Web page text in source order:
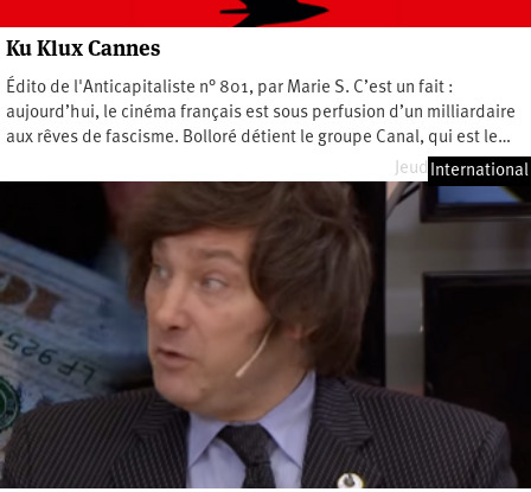
Ku Klux Cannes
Édito de l'Anticapitaliste n° 801, par Marie S. C’est un fait :
aujourd’hui, le cinéma français est sous perfusion d’un milliardaire
aux rêves de fascisme. Bolloré détient le groupe Canal, qui est le…
Jeudi 21 mai 2026
International